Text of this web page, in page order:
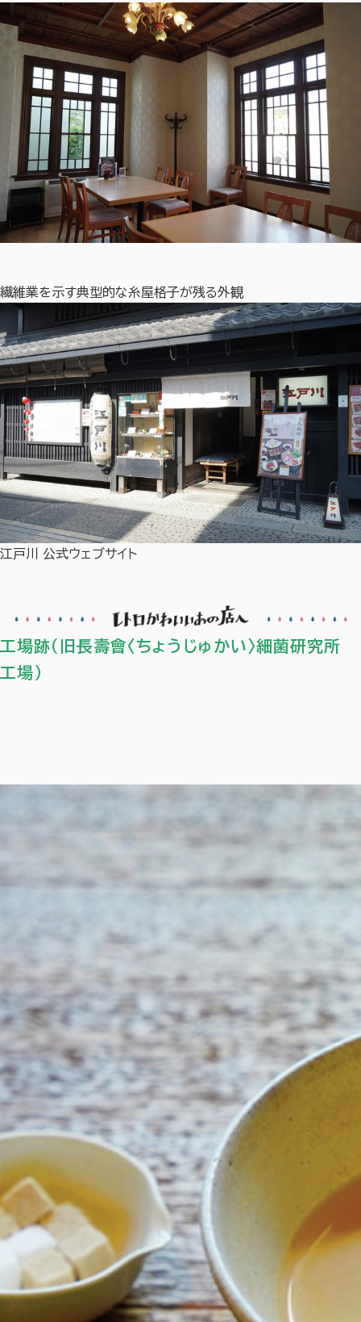
繊維業を示す典型的な糸屋格子が残る外観
江戸川 公式ウェブサイト
工場跡（旧長壽會〈ちょうじゅかい〉細菌研究所
工場）